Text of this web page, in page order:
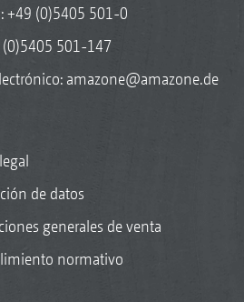
+49 (0)5405 501-0
(0)5405 501-147
amazone@amazone.de
de datos
generales de venta
normativo